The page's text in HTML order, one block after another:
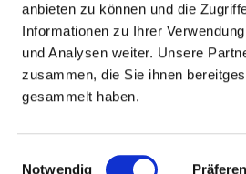
anbieten zu können und die
Informationen zu Ihrer
und Analysen weiter. Unsere
zusammen, die Sie ihnen
gesammelt haben.
Notwendig